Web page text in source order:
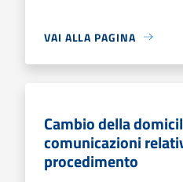
VAI ALLA PAGINA
Cambio della
comunicazioni
procedimento